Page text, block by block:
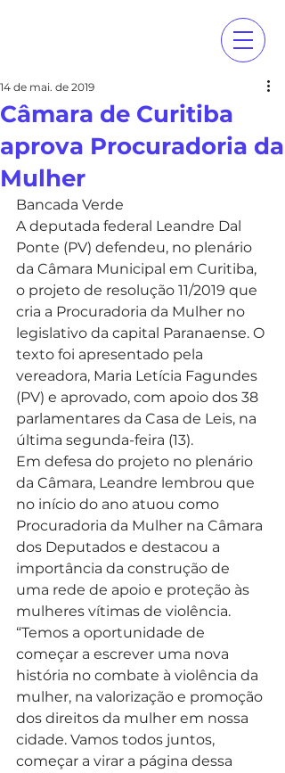
Câmara de Curitiba
aprova Procuradoria da
Mulher
14 de mai. de 2019
Bancada Verde
A deputada federal Leandre Dal
Ponte (PV) defendeu, no plenário
da Câmara Municipal em Curitiba,
o projeto de resolução 11/2019 que
cria a Procuradoria da Mulher no
legislativo da capital Paranaense. O
texto foi apresentado pela
vereadora, Maria Letícia Fagundes
(PV) e aprovado, com apoio dos 38
parlamentares da Casa de Leis, na
última segunda-feira (13).
Em defesa do projeto no plenário
da Câmara, Leandre lembrou que
no início do ano atuou como
Procuradoria da Mulher na Câmara
dos Deputados e destacou a
importância da construção de
uma rede de apoio e proteção às
mulheres vítimas de violência.
“Temos a oportunidade de
começar a escrever uma nova
história no combate à violência da
mulher, na valorização e promoção
dos direitos da mulher em nossa
cidade. Vamos todos juntos,
começar a virar a página dessa